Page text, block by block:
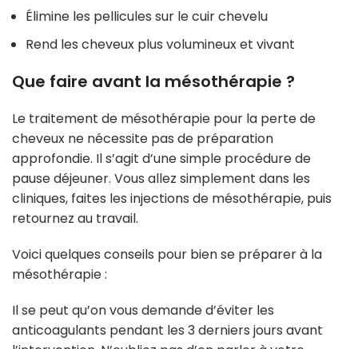
Élimine les pellicules sur le cuir chevelu
Rend les cheveux plus volumineux et vivant
Que faire avant la mésothérapie ?
Le traitement de mésothérapie pour la perte de
cheveux ne nécessite pas de préparation
approfondie. Il s’agit d’une simple procédure de
pause déjeuner. Vous allez simplement dans les
cliniques, faites les injections de mésothérapie, puis
retournez au travail.
Voici quelques conseils pour bien se préparer à la
mésothérapie :
Il se peut qu’on vous demande d’éviter les
anticoagulants pendant les 3 derniers jours avant